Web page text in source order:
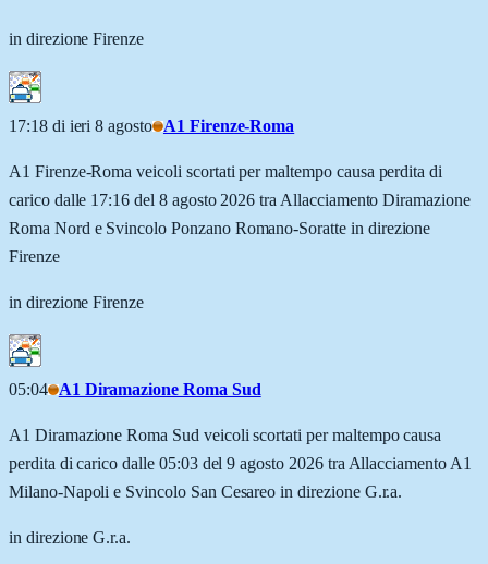
in direzione Firenze
17:18 di ieri 8 agosto A1 Firenze-Roma
A1 Firenze-Roma veicoli scortati per maltempo causa perdita di
carico dalle 17:16 del 8 agosto 2026 tra Allacciamento Diramazione
Roma Nord e Svincolo Ponzano Romano-Soratte in direzione
Firenze
in direzione Firenze
05:04 A1 Diramazione Roma Sud
A1 Diramazione Roma Sud veicoli scortati per maltempo causa
perdita di carico dalle 05:03 del 9 agosto 2026 tra Allacciamento A1
Milano-Napoli e Svincolo San Cesareo in direzione G.r.a.
in direzione G.r.a.